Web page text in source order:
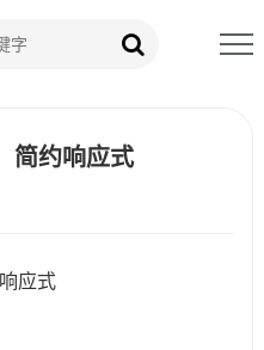
简约响应式
应式